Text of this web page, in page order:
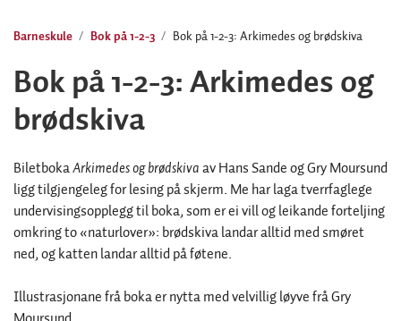
Barneskule Bok på 1-2-3 Bok på 1-2-3: Arkimedes og brødskiva
Bok på 1-2-3: Arkimedes og
brødskiva
BiletbokaArkimedes og brødskivaav Hans Sande og Gry Moursund
ligg tilgjengeleg for lesing på skjerm. Me har laga tverrfaglege
undervisingsopplegg til boka, som er ei vill og leikande forteljing
omkring to «naturlover»: brødskiva landar alltid med smøret
ned, og katten landar alltid på føtene.
Illustrasjonane frå boka er nytta med velvillig løyve frå Gry